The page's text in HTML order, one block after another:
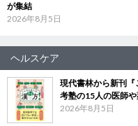
が集結
2026年8月5日
ヘルスケア
現代書林から新刊
考塾の15人の医師
2026年8月5日